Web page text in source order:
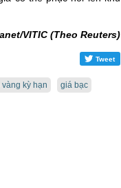
VITIC (Theo Reuters)
Tweet
vàng kỳ hạn giá bạc